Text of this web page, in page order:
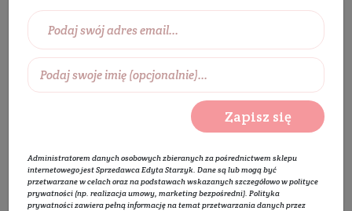
Wybierz zakres cen:
0 zł
Wybierz producentów:
Filtruj
Zapisz się
Administratorem danych osobowych zbieranych za pośrednictwem sklepu
internetowego jest Sprzedawca Edyta Starzyk. Dane są lub mogą być
przetwarzane w celach oraz na podstawach wskazanych szczegółowo wpolityce
prywatności (np. realizacja umowy, marketing bezpośredni). Polityka
prywatnościzawiera pełną informację na temat przetwarzania danych przez